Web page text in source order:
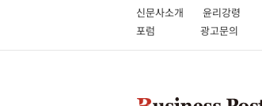
신문사소개 윤리강령
포럼
광고문의